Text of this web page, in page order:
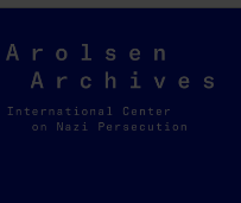
Arolsen
Archives